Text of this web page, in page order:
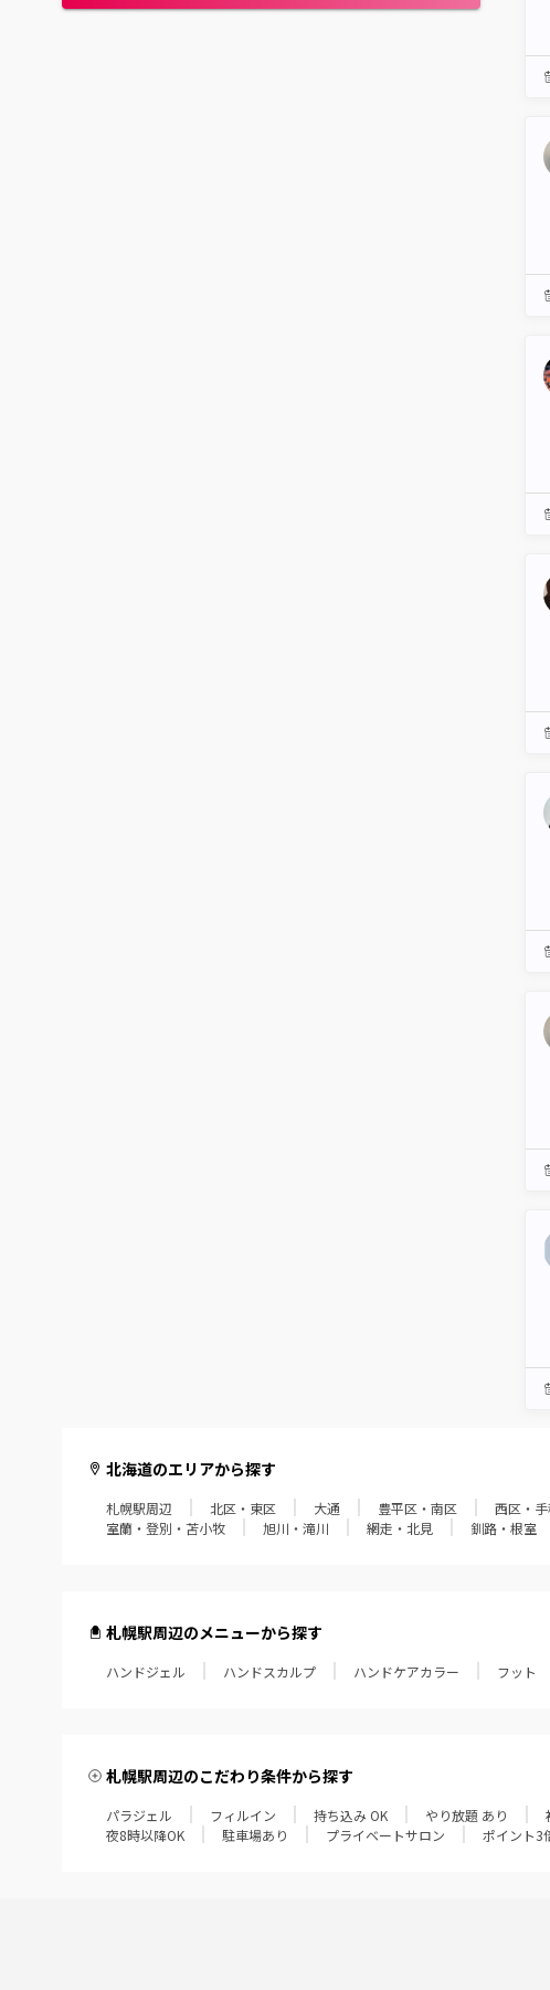
北海道のエリアから探す
札幌駅周辺 北区・東区 大通 豊平区・南区 西区・
室蘭・登別・苫小牧
旭川・滝川 網走・北見 釧路・根室
札幌駅周辺のメニューから探す
ハンドジェル ハンドスカルプ ハンドケアカラー フット
札幌駅周辺のこだわり条件から探す
パラジェル フィルイン 持ち込み OK やり放題 あり
夜8時以降OK
駐車場あり プライベートサロン ポイント3